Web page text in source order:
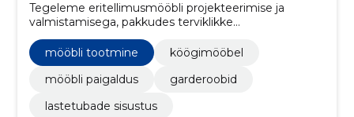
Tegeleme eritellimusmööbli projekteerimise ja
valmistamisega, pakkudes terviklikke
sisustuslahendusi alates köögimööblist ja
garderoobisüsteemidest kuni kontorite, restoranide ja
hotellide sisustuseni.
mööbli tootmine
köögimööbel
mööbli paigaldus
garderoobid
lastetubade sisustus